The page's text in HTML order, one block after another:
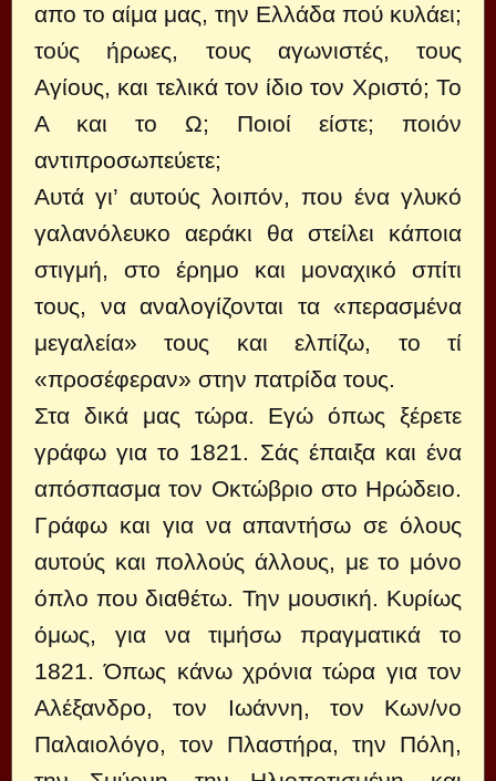
απο το αίμα μας, την Ελλάδα πού κυλάει;
τούς ήρωες, τους αγωνιστές, τους
Αγίους, και τελικά τον ίδιο τον Χριστό; Το
Α και το Ω; Ποιοί είστε; ποιόν
αντιπροσωπεύετε;
Αυτά γι’ αυτούς λοιπόν, που ένα γλυκό
γαλανόλευκο αεράκι θα στείλει κάποια
στιγμή, στο έρημο και μοναχικό σπίτι
τους, να αναλογίζονται τα «περασμένα
μεγαλεία» τους και ελπίζω, το τί
«προσέφεραν» στην πατρίδα τους.
Στα δικά μας τώρα. Εγώ όπως ξέρετε
γράφω για το 1821. Σάς έπαιξα και ένα
απόσπασμα τον Οκτώβριο στο Ηρώδειο.
Γράφω και για να απαντήσω σε όλους
αυτούς και πολλούς άλλους, με το μόνο
όπλο που διαθέτω. Την μουσική. Κυρίως
όμως, για να τιμήσω πραγματικά το
1821. Όπως κάνω χρόνια τώρα για τον
Αλέξανδρο, τον Ιωάννη, τον Κων/νο
Παλαιολόγο, τον Πλαστήρα, την Πόλη,